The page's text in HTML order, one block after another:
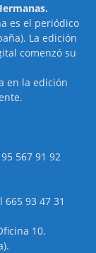
es el periódico
La edición
comenzó su
en la edición
567 91 92
93 47 31
10.